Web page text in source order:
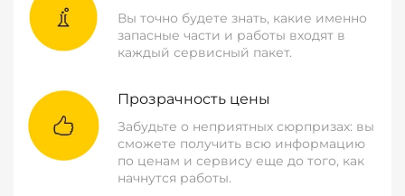
Вы точно будете знать, какие именно
запасные части и работы входят в
каждый сервисный пакет.
Прозрачность цены
Забудьте о неприятных сюрпризах: вы
сможете получить всю информацию
по ценам и сервису еще до того, как
начнутся работы.